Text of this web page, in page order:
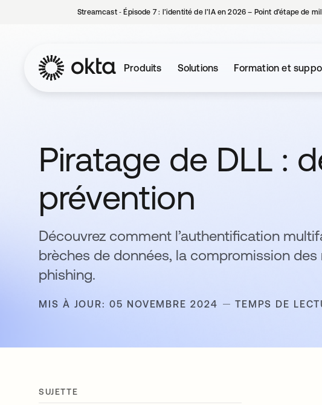
Streamcast ‑ Épisode 7 : l’identité de l’IA en 2026 – Point d’étape de
Produits Solutions Formation et
Piratage de DLL :
prévention
Découvrez comment l’authentification
brèches de données, la compromission
phishing.
MIS À JOUR: 05 NOVEMBRE 2024 TEMPS DE
SUJETTE